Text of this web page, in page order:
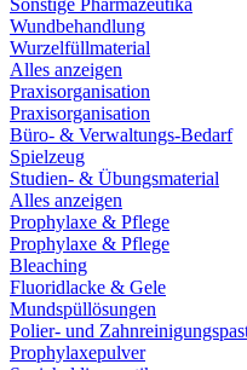
Sonstige Pharmazeutika
Wundbehandlung
Wurzelfüllmaterial
Alles anzeigen
Praxisorganisation
Praxisorganisation
Büro- & Verwaltungs-Bedarf
Spielzeug
Studien- & Übungsmaterial
Alles anzeigen
Prophylaxe & Pflege
Prophylaxe & Pflege
Bleaching
Fluoridlacke & Gele
Mundspüllösungen
Polier- und
Prophylaxepulver